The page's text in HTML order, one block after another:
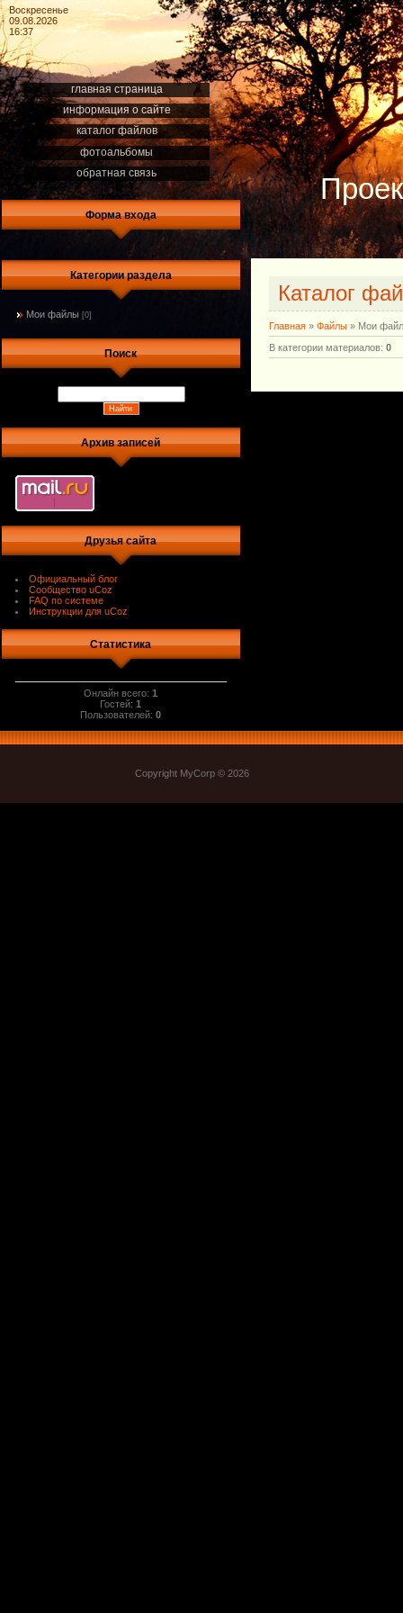
Воскресенье
09.08.2026
16:37
главная страница
информация о сайте
каталог файлов
фотоальбомы
обратная связь
Форма входа
Категории раздела
Мои файлы [0]
Поиск
Архив записей
Друзья сайта
Официальный блог
Сообщество uCoz
FAQ по системе
Инструкции для uCoz
Статистика
Онлайн всего:1
Гостей:1
Пользователей:0
Каталог
Главная » Файлы » Мои
В категории материалов: 0
Copyright MyCorp © 2026